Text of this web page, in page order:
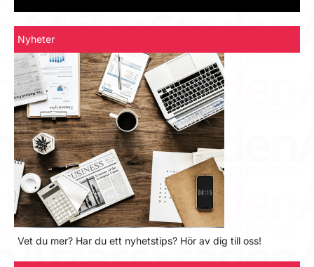
Nyheter
Vet du mer? Har du ett nyhetstips? Hör av dig till oss!